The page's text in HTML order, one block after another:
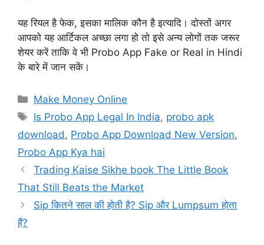
यह रियल है फेक, इसका मालिक कौन है इत्यादि। दोस्तों अगर
आपको यह आर्टिकल अच्छा लगा हो तो इसे अन्य लोगों तक जरूर
शेयर करें ताकि वे भी Probo App Fake or Real in Hindi
के बारे में जान सकें।
Categories
Make Money Online
Tags
Is Probo App Legal In India, probo apk
download, Probo App Download New Version,
Probo App Kya hai
Trading Kaise Sikhe book The Little Book
That Still Beats the Market
Sip कितने साल की होती है? Sip और Lumpsum होता
हैं?